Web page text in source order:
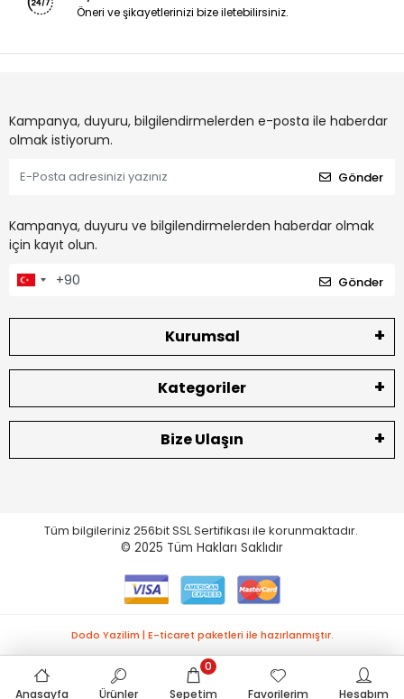
Öneri ve şikayetlerinizi bize iletebilirsiniz.
Kampanya, duyuru, bilgilendirmelerden e-posta ile haberdar
olmak istiyorum.
Gönder
Kampanya, duyuru ve bilgilendirmelerden haberdar olmak
için kayıt olun.
Gönder
Kurumsal
Kategoriler
Bize Ulaşın
Tüm bilgileriniz 256bit SSL Sertifikası ile korunmaktadır.
© 2025 Tüm Hakları Saklıdır
Anasayfa Ürünler Sepetim
0
Favorilerim
Hesabım
Dodo Yazilim | E-ticaret paketleri ile hazırlanmıştır.